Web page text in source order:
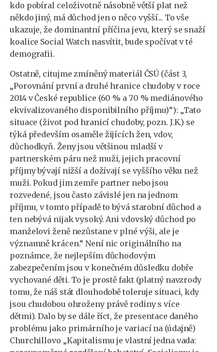
kdo pobíral celoživotně násobně větší plat než
někdo jiný, má důchod jen o něco vyšší... To vše
ukazuje, že dominantní příčina jevu, který se snaží
koalice Social Watch nasvítit, bude spočívat v té
demografii.
Ostatně, citujme zmíněný materiál ČSÚ (část 3,
„Porovnání první a druhé hranice chudoby v roce
2014 v České republice (60 % a 70 % mediánového
ekvivalizovaného disponibilního příjmu)“): „Tato
situace (život pod hranicí chudoby, pozn. J.K.) se
týká především osaměle žijících žen, vdov,
důchodkyň. Ženy jsou většinou mladší v
partnerském páru než muži, jejich pracovní
příjmy bývají nižší a dožívají se vyššího věku než
muži. Pokud jim zemře partner nebo jsou
rozvedené, jsou často závislé jen na jednom
příjmu, v tomto případě to bývá starobní důchod a
ten nebývá nijak vysoký. Ani vdovský důchod po
manželovi ženě nezůstane v plné výši, ale je
významně krácen.“ Není nic originálního na
poznámce, že nejlepším důchodovým
zabezpečením jsou v konečném důsledku dobře
vychované děti. To je prostě fakt (platný navzrody
tomu, že náš stát dlouhodobě toleruje situaci, kdy
jsou chudobou ohroženy právě rodiny s více
dětmi). Dalo by se dále říct, že presentace daného
problému jako primárního je variací na (údajně)
Churchillovo „Kapitalismu je vlastní jedna vada: